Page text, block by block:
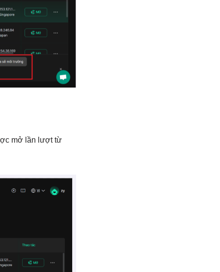
mở lần lượt từ